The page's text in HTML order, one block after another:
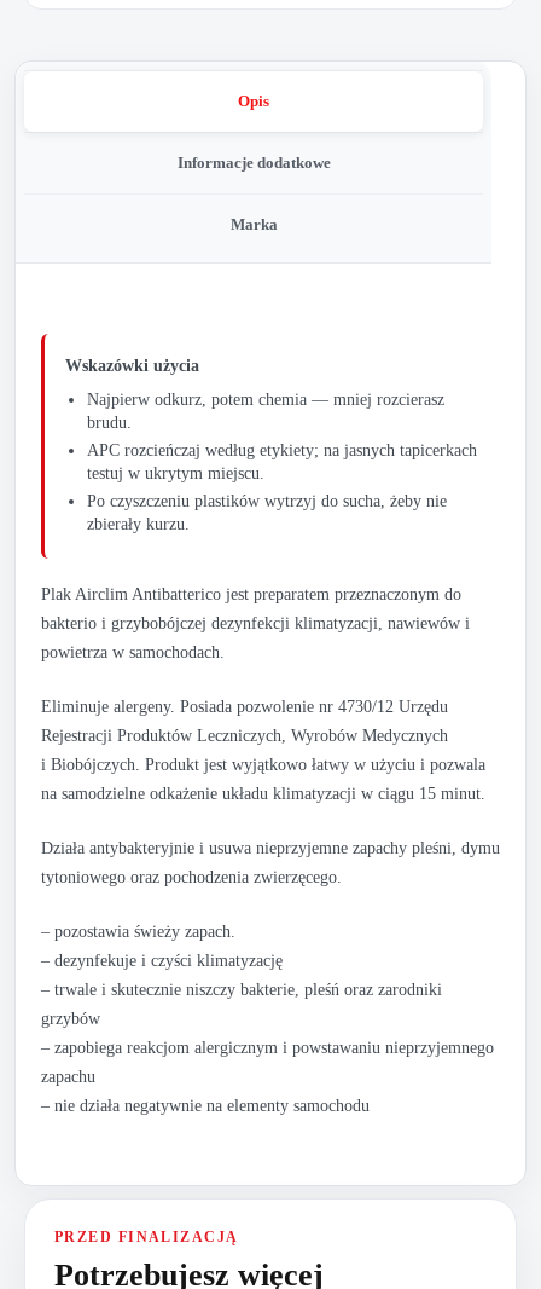
Opis
Informacje dodatkowe
Marka
Wskazówki użycia
Najpierw odkurz, potem chemia — mniej rozcierasz
brudu.
APC rozcieńczaj według etykiety; na jasnych tapicerkach
testuj w ukrytym miejscu.
Po czyszczeniu plastików wytrzyj do sucha, żeby nie
zbierały kurzu.
Plak Airclim Antibatterico jest preparatem przeznaczonym do
bakterio i grzybobójczej dezynfekcji klimatyzacji, nawiewów i
powietrza w samochodach.
Eliminuje alergeny. Posiada pozwolenie nr 4730/12 Urzędu
Rejestracji Produktów Leczniczych, Wyrobów Medycznych
i Biobójczych. Produkt jest wyjątkowo łatwy w użyciu i pozwala
na samodzielne odkażenie układu klimatyzacji w ciągu 15 minut.
Działa antybakteryjnie i usuwa nieprzyjemne zapachy pleśni, dymu
tytoniowego oraz pochodzenia zwierzęcego.
– pozostawia świeży zapach.
– dezynfekuje i czyści klimatyzację
– trwale i skutecznie niszczy bakterie, pleśń oraz zarodniki
grzybów
– zapobiega reakcjom alergicznym i powstawaniu nieprzyjemnego
zapachu
– nie działa negatywnie na elementy samochodu
PRZED FINALIZACJĄ
Potrzebujesz więcej